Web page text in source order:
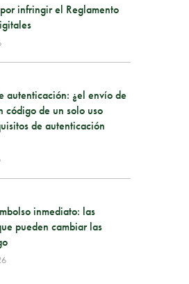
infringir el Reglamento
autenticación: ¿el envío de
código de un solo uso
de autenticación
inmediato: las
pueden cambiar las